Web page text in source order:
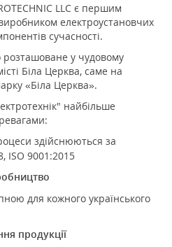
LLC є першим
електроустановчих
сучасності.
у чудовому
Біла Церква, саме на
«Біла Церква».
найбільше
здійснюються за
ISO 9001:2015
для кожного українського
продукції